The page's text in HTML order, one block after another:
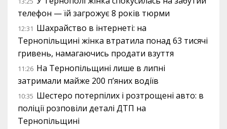
телефон — їй загрожує 8 років тюрми
12:31 Шахрайство в інтернеті: на
Тернопільщині жінка втратила понад 63 тисячі
гривень, намагаючись продати взуття
11:26 На Тернопільщині лише в липні
затримали майже 200 п’яних водіїв
10:35 Шестеро потерпілих і розтрощені авто: в
поліції розповіли деталі ДТП на
Тернопільщині